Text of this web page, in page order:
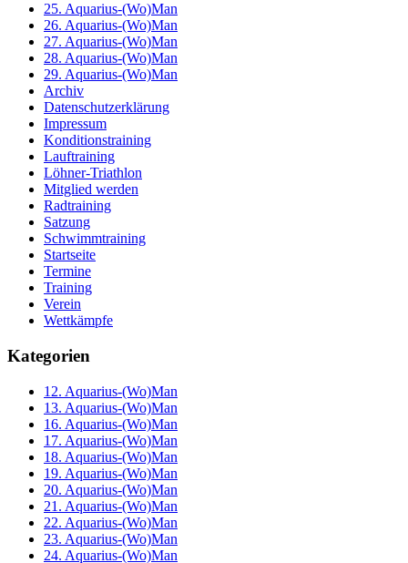
25. Aquarius-(Wo)Man
26. Aquarius-(Wo)Man
27. Aquarius-(Wo)Man
28. Aquarius-(Wo)Man
29. Aquarius-(Wo)Man
Archiv
Datenschutzerklärung
Impressum
Konditionstraining
Lauftraining
Löhner-Triathlon
Mitglied werden
Radtraining
Satzung
Schwimmtraining
Startseite
Termine
Training
Verein
Wettkämpfe
Kategorien
12. Aquarius-(Wo)Man
13. Aquarius-(Wo)Man
16. Aquarius-(Wo)Man
17. Aquarius-(Wo)Man
18. Aquarius-(Wo)Man
19. Aquarius-(Wo)Man
20. Aquarius-(Wo)Man
21. Aquarius-(Wo)Man
22. Aquarius-(Wo)Man
23. Aquarius-(Wo)Man
24. Aquarius-(Wo)Man